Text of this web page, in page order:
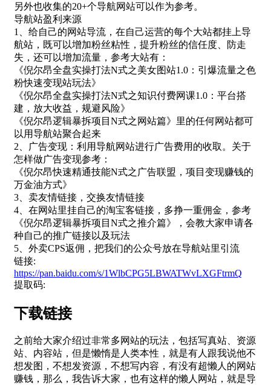
另外也收集的20+个导航网站可以作为参考。
导航站盈利来源
1、给自己的网站导流，在自己运营的每个大站都挂上导
航站，既可以增加粉丝粘性，提升粉丝的信任度、防走
失，还可以增加流量，参考大站有：
《倪尔昂全盘实操打法N式之美女图站1.0：引爆流量之色
粉快速变现站玩法》
《倪尔昂全盘实操打法N式之知识付费网课1.0：平台搭
建，放大收益，规避风险》
《倪尔昂逻辑暴拆项目N式之网站篇》里的任何网站都可
以用导航站聚合起来
2、广告变现：利用导航网站进行广告费用的收取。关于
怎样做广告变现参考：
《倪尔昂快速精通技能N式之广告联盟，项目变现赚钱的
万金油方式》
3、卖友情链接，交换友情链接
4、在网站里挂自己的淘宝客链接，多挣一重佣金，参考
《倪尔昂逻辑暴拆项目N式之推介篇》，会教大家申请各
种自己的推广链接以及玩法
5、外卖CPS返佣，把我们的公众号放在导航站里引流
链接:
https://pan.baidu.com/s/1WlbCPG5LBWATWvLXGFtrmQ
提取码:
下载链接
之前给大家介绍过非常多网站的玩法，包括写真站、资源
站、内容站，但是懒惰是人类本性，就是有人跟我说他不
想发图，不想发资源，不想写内容，有没有超懒人的网站
赚钱，那么，我告诉大家，也有这样的懒人网站，就是导